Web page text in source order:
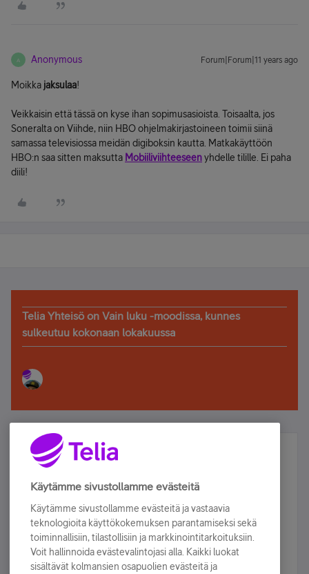
A Anonymous Forum|Forum|11 years ago
Moikka jaksulaa!
Veikkaisin että tässä on kyse ihan sopimusasioista. Toisaalta, jos
Soneralta on Viihde, niin HBO ohjelmakirjastoineen toimii siinä
samassa televisiossa meidän digiboksin kautta. Matkakäyttöön
HBO:n saa sitten maksutta Mobiiliviihteeseenyhdelle tilille. Ei paha
diili!
Telia Yhteisö on Vain luku -moodissa, kunnes
sulkeutuu kokonaan lokakuussa
Älä jää paitsi – osallistu ja voita!
Tilaa Telian uutiskirje ja olet mukana arvonnassa.
sähköpostiisi.
Tilaa nyt
Käytämme sivustollamme evästeitä
Käytämme sivustollamme evästeitä ja vastaavia
teknologioita käyttökokemuksen parantamiseksi sekä
toiminnallisiin, tilastollisiin ja markkinointitarkoituksiin.
Voit hallinnoida evästevalintojasi alla. Kaikki luokat
sisältävät kolmansien osapuolien evästeitä ja